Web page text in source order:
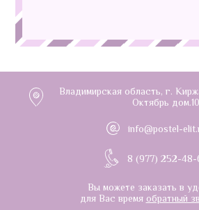
Владимирская область, г.
Октябрь дом.10
info@postel-
8 (977) 252-48-
Вы можете заказать в
для Вас время обратный